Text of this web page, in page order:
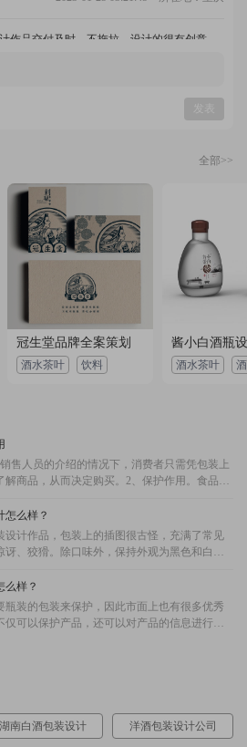
作品交付及时，不拖拉，设计的很有创意，
的建议挺好，还是专业的好，转换了好几个格
2022-05-26 02:20:49 所在地：陕西
计专业，很严谨，很认真，团队热情，我们得
务品质很好，推荐给大家
2022-07-24 01:31:37 所在地：浙江
瓶型构思很新颖，别具一格，也很耐心，对
总不厌其烦的修改，不好意思了，谢谢
2023-01-05 00:15:13 所在地：山东
计样式水平确实不错，给的方案很满意，效率
顺畅，客服服务态度好，有问题及时解决，
一次合作！
2023-01-25 03:21:45 所在地：重庆
全部>>
冠生堂品牌全案策划
酒水茶叶 饮料
酱小白酒瓶
酒水茶叶
售人员的介绍的情况下，消费者只需凭包装上
解商品，从而决定购买。2、保护作用。食品包
。食品是提供给消费者的，所以必须要让消费
品包装设计正好考虑到了这一点，不仅便于打
。
怎么样？
设计作品，包装上的插图很古怪，充满了常见
讶、狡猾。除口味外，保持外观为黑色和白色
么样？
瓶装的包装来保护，因此市面上也有很多优秀
仅可以保护产品，还可以对产品的信息进行很
容。艺点意创品牌策划案例赏析：马丁兔婴
丁兔致力于成为中国婴幼儿个人护理品牌，
行临床研究，遵循国内外先进标准进行科学
了，还因为我自己对设计的专业知识不懂出现
的理解，随后还会后续来设计。艺点意创品牌
湖南白酒包装设计 洋酒包装设计公司